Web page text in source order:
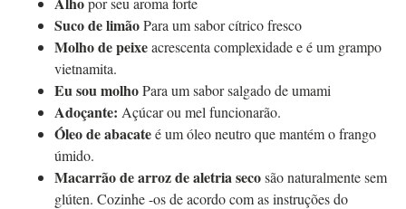
Suco de limãoPara um sabor cítrico fresco
Molho de peixeacrescenta complexidade e é um grampo
vietnamita.
Eu sou molhoPara um sabor salgado de umami
Adoçante: Açúcar ou mel funcionarão.
Óleo de abacateé um óleo neutro que mantém o frango
úmido.
Macarrão de arroz de aletria secosão naturalmente sem
glúten. Cozinhe -os de acordo com as instruções do